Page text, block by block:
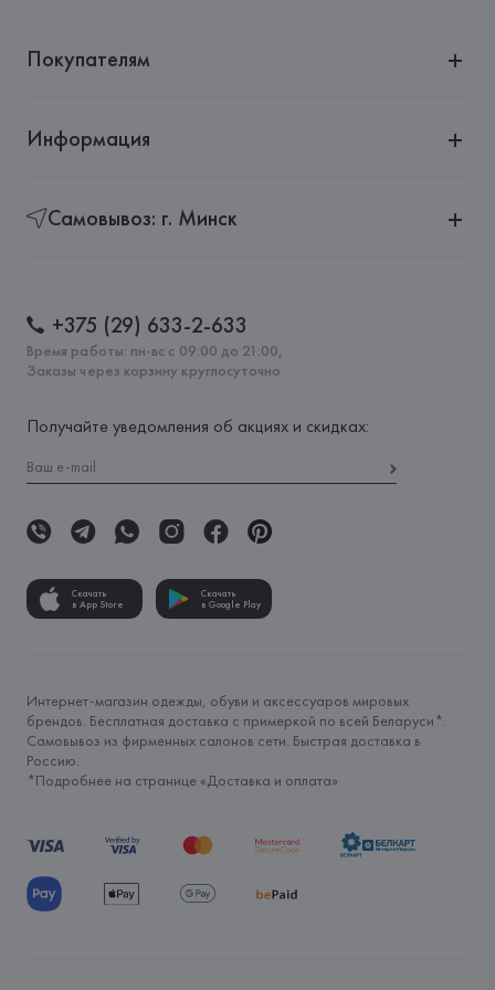
Покупателям
Информация
Самовывоз: г. Минск
+375 (29) 633-2-633
Время работы: пн-вс с 09:00 до 21:00,
Заказы через корзину круглосуточно
Получайте уведомления об акциях и скидках:
Скачать
в App Store
Скачать
в Google Play
Интернет-магазин одежды, обуви и аксессуаров мировых
брендов. Бесплатная доставка с примеркой по всей Беларуси*.
Самовывоз из фирменных салонов сети. Быстрая доставка в
Россию.
*Подробнее на странице «Доставка и оплата»